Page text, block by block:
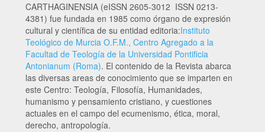
CARTHAGINENSIA (eISSN 2605-3012 ISSN 0213-
4381) fue fundada en 1985 como órgano de expresión
cultural y científica de su entidad editoria:Instituto
Teológico de Murcia O.F.M., Centro Agregado a la
Facultad de Teología de la Universidad Pontificia
Antonianum (Roma). El contenido de la Revista abarca
las diversas areas de conocimiento que se imparten en
este Centro: Teología, Filosofía, Humanidades,
humanismo y pensamiento cristiano, y cuestiones
actuales en el campo del ecumenismo, ética, moral,
derecho, antropología.